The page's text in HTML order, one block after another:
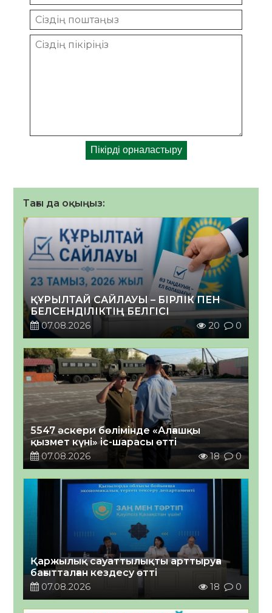
Тағы да оқыңыз:
ҚҰРЫЛТАЙ САЙЛАУЫ – БІРЛІК ПЕН
БЕЛСЕНДІЛІКТІҢ БЕЛГІСІ
07.08.2026
20 0
5547 әскери бөлімінде «Алғашқы
қызмет күні» іс-шарасы өтті
07.08.2026
18 0
Қаржылық сауаттылықты арттыруға
бағытталған кездесу өтті
07.08.2026
18 0